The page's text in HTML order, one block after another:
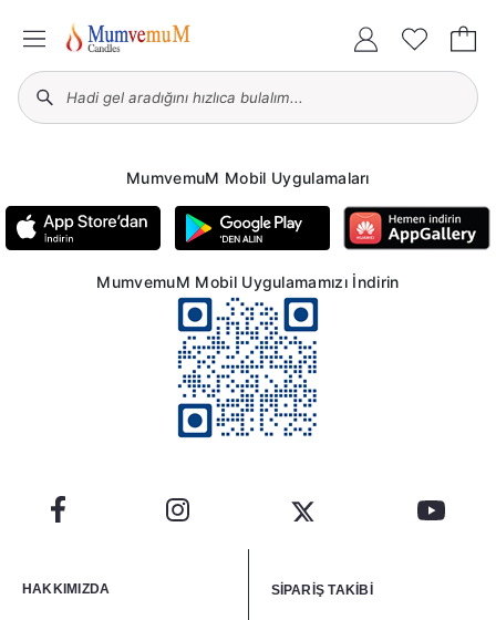
MumvemuM Mobil Uygulamaları
MumvemuM Mobil Uygulamamızı İndirin
HAKKIMIZDA SİPARİŞ TAKİBİ